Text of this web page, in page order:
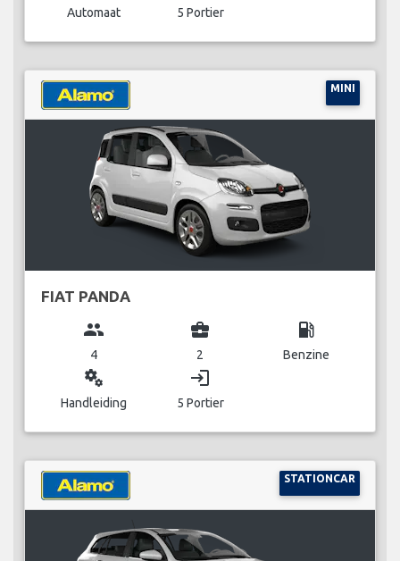
Automaat 5 Portier
MINI
FIAT PANDA
group
4
business_center
2
local_gas_station
Benzine
miscellaneous_services
Handleiding
login
5 Portier
STATIONCAR